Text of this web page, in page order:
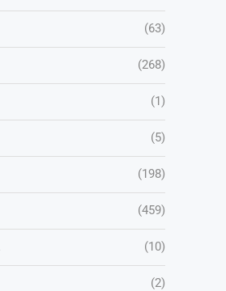
(63)
(268)
(1)
(5)
(198)
(459)
(10)
(2)